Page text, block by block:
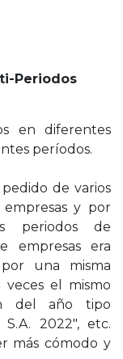
Periodos
en diferentes
períodos.
de varios
y por
periodos de
empresas era
una misma
veces el mismo
del año tipo
S.A. 2022", etc.
más cómodo y